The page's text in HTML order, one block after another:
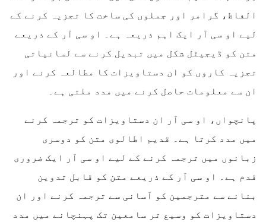
الفاظ، گرامر اور جملوں کی ساخت کا تجزیہ کرنے کے
لیے او سی آر ایک اہم ذریعہ ہے۔ او سی آر کے ذریعے
متن کو ڈیجیٹل شکل میں تبدیل کرنے سے لسانیاتی
تجزیہ کاروں کو ان دستاویزات کا مطالعہ کرنے اور
ان سے معلومات حاصل کرنے میں مدد ملتی ہے۔
پانچواں، او سی آر ان دستاویزات کو ترجمہ کرنے
میں مدد کرتا ہے۔ قدیم اطالوی متن کو دوسری
زبانوں میں ترجمہ کرنے کے لیے او سی آر ایک ضروری
قدم ہے۔ او سی آر کے ذریعے متن کو قابل تدوین
بنانے سے مترجمین کو آسانی سے ترجمہ کرنے اور ان
دستاویزات کو وسیع تر سامعین تک پہنچانے میں مدد